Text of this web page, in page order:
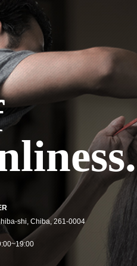
shi, Chiba, 261-0004